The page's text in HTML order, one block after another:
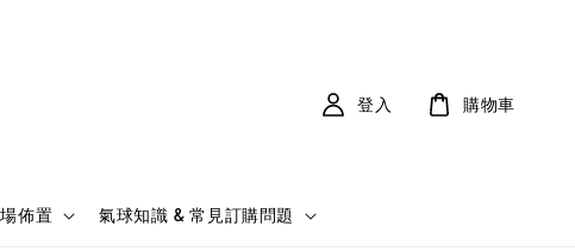
佈置 氣球知識 & 常見訂購問題
登入 購物車